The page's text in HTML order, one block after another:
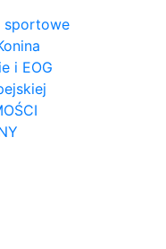
sportowe
i EOG